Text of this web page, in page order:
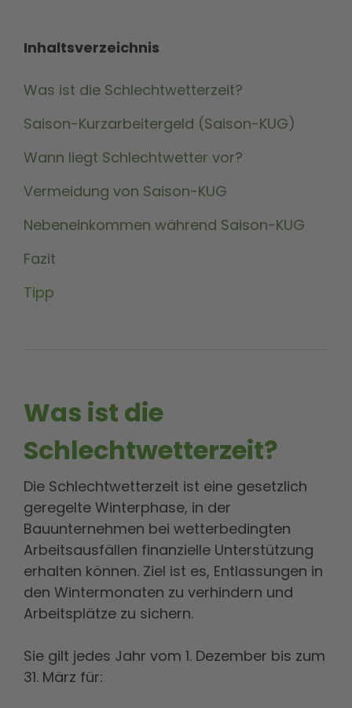
Inhaltsverzeichnis
Was ist die Schlechtwetterzeit?
Saison-Kurzarbeitergeld (Saison-KUG)
Wann liegt Schlechtwetter vor?
Vermeidung von Saison-KUG
Nebeneinkommen während Saison-KUG
Fazit
Tipp
Was ist die
Schlechtwetterzeit?
Die Schlechtwetterzeit ist eine gesetzlich
geregelte Winterphase, in der
Bauunternehmen bei wetterbedingten
Arbeitsausfällen finanzielle Unterstützung
erhalten können. Ziel ist es, Entlassungen in
den Wintermonaten zu verhindern und
Arbeitsplätze zu sichern.
Sie gilt jedes Jahr vom 1. Dezember bis zum
31. März für: